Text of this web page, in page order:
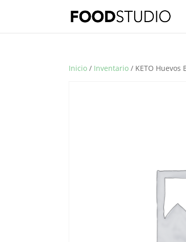
Inicio / Inventario / KETO Huevos